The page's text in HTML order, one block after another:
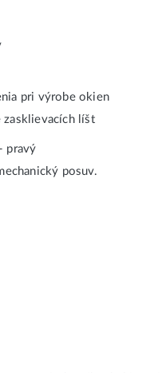
pri výrobe okien
zasklievacích líšt
pravý
posuv.